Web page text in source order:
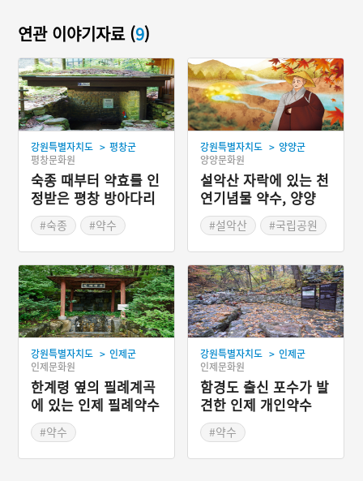
연관 이야기자료 (9)
강원특별자치도 > 평창군
평창문화원
숙종 때부터 약효를 인
정받은 평창 방아다리
약수
#숙종 #약수
강원특별자치도 > 양양군
양양문화원
설악산 자락에 있는 천
연기념물 약수, 양양
오색약수
#설악산 #국립공원
강원특별자치도 > 인제군
인제문화원
한계령 옆의 필례계곡
에 있는 인제 필례약수
#약수
강원특별자치도 > 인제군
인제문화원
함경도 출신 포수가 발
견한 인제 개인약수
#약수